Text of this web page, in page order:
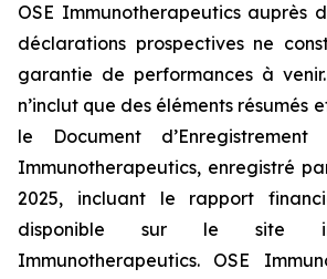
OSE Immunotherapeutics auprès
déclarations prospectives ne
garantie de performances à
n’inclut que des éléments résumés
le Document d’Enregistrement
Immunotherapeutics, enregistré
2025, incluant le rapport
disponible sur le site
Immunotherapeutics. OSE